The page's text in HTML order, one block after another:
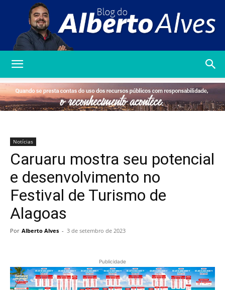
Alberto
Notícias
Caruaru mostra seu potencial
e desenvolvimento no
Festival de Turismo de
Alagoas
Por Alberto Alves - 3 de setembro de 2023
Publicidade